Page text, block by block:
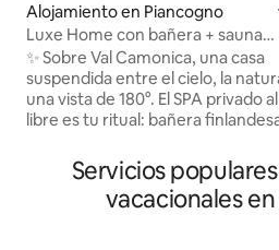
Alojamiento en Piancogno
Luxe Home con bañera + sauna
suspendida en la montaña
✨ Sobre Val Camonica, una casa
suspendida entre el cielo, la
una vista de 180°. El SPA privado
libre es tu ritual: bañera
bajo las estrellas. 🛏️ Suite king + loft
doble, 🛋️ Sala de estar
vista al valle, 🍳 Cocina prémium,
Servicios
vacacionales